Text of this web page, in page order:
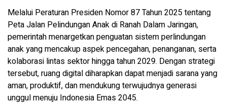
Melalui Peraturan Presiden Nomor 87 Tahun 2025 tentang
Peta Jalan Pelindungan Anak di Ranah Dalam Jaringan,
pemerintah menargetkan penguatan sistem perlindungan
anak yang mencakup aspek pencegahan, penanganan, serta
kolaborasi lintas sektor hingga tahun 2029. Dengan strategi
tersebut, ruang digital diharapkan dapat menjadi sarana yang
aman, produktif, dan mendukung terwujudnya generasi
unggul menuju Indonesia Emas 2045.